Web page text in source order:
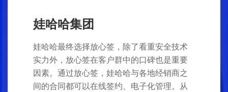
娃哈哈集团
娃哈哈最终选择放心签，除了看重安全技术
实力外，放心签在客户群中的口碑也是重要
因素。通过放心签，娃哈哈与各地经销商之
间的合同都可以在线签约、电子化管理。从